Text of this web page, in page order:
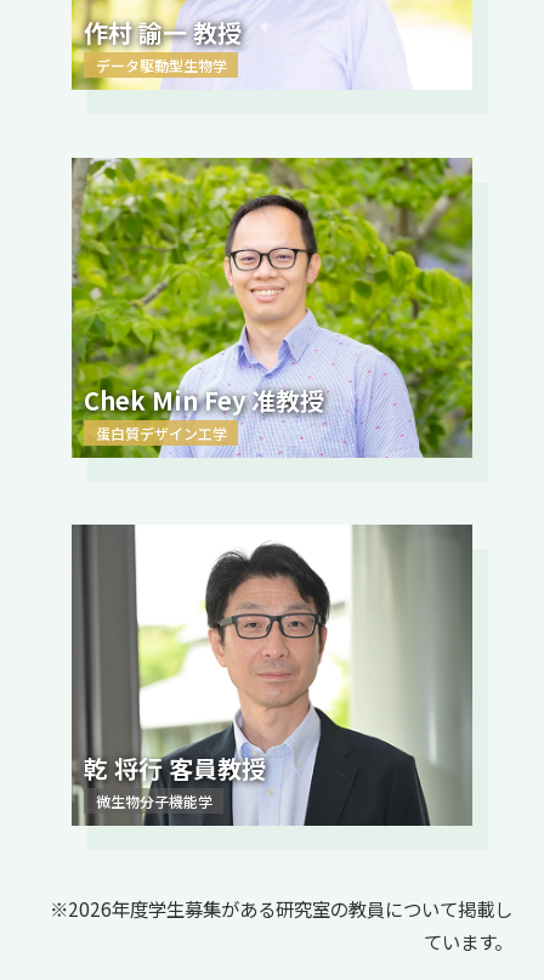
作村 諭一 教授
データ駆動型生物学
Chek Min Fey 准教授
蛋白質デザイン工学
乾 将行 客員教授
微生物分子機能学
※2026年度学生募集がある研究室の教員について掲載し
ています。